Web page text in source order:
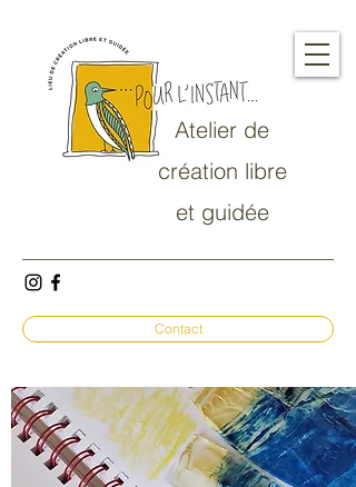
Atelier de
création libre
et guidée
Contact